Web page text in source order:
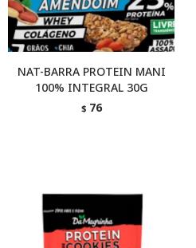
NAT-BARRA PROTEIN MANI
100% INTEGRAL 30G
$ 76